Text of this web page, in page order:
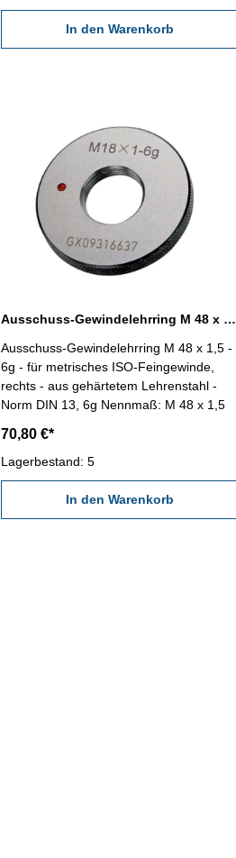
In den Warenkorb
Ausschuss-Gewindelehrring M 48 x 1,5 - 6g DIN 13
Ausschuss-Gewindelehrring M 48 x 1,5 -
6g - für metrisches ISO-Feingewinde,
rechts - aus gehärtetem Lehrenstahl -
Norm DIN 13, 6g Nennmaß: M 48 x 1,5
70,80 €*
Lagerbestand: 5
In den Warenkorb